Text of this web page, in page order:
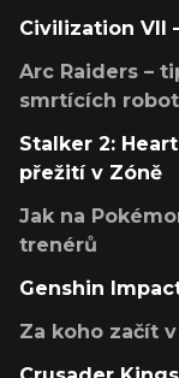
Civilization VII
Arc Raiders –
smrtících
Stalker 2:
přežití v Zóně
Jak na
trenérů
Genshin
Za koho začít